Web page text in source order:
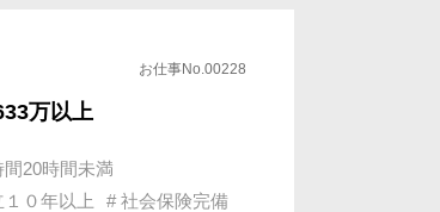
を解消
お仕事No.00228
万以上
20時間未満
１０年以上
# 社会保険完備